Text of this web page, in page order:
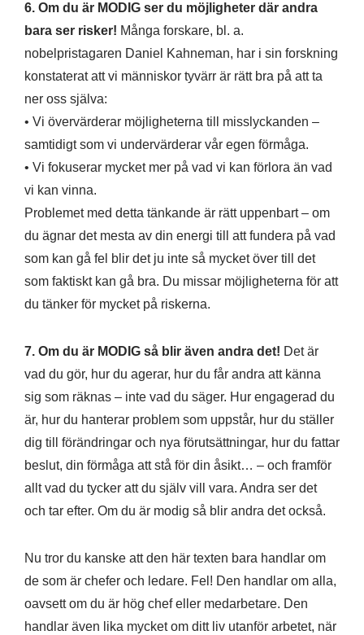
6. Om du är MODIG ser du möjligheter där andra
bara ser risker! Många forskare, bl. a.
nobelpristagaren Daniel Kahneman, har i sin forskning
konstaterat att vi människor tyvärr är rätt bra på att ta
ner oss själva:
• Vi övervärderar möjligheterna till misslyckanden –
samtidigt som vi undervärderar vår egen förmåga.
• Vi fokuserar mycket mer på vad vi kan förlora än vad
vi kan vinna.
Problemet med detta tänkande är rätt uppenbart – om
du ägnar det mesta av din energi till att fundera på vad
som kan gå fel blir det ju inte så mycket över till det
som faktiskt kan gå bra. Du missar möjligheterna för att
du tänker för mycket på riskerna.
7. Om du är MODIG så blir även andra det! Det är
vad du gör, hur du agerar, hur du får andra att känna
sig som räknas – inte vad du säger. Hur engagerad du
är, hur du hanterar problem som uppstår, hur du ställer
dig till förändringar och nya förutsättningar, hur du fattar
beslut, din förmåga att stå för din åsikt… – och framför
allt vad du tycker att du själv vill vara. Andra ser det
och tar efter. Om du är modig så blir andra det också.
Nu tror du kanske att den här texten bara handlar om
de som är chefer och ledare. Fel! Den handlar om alla,
oavsett om du är hög chef eller medarbetare. Den
handlar även lika mycket om ditt liv utanför arbetet, när